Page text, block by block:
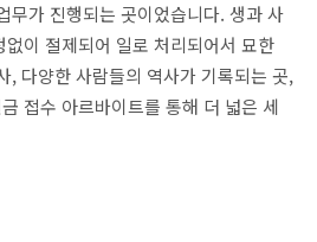
무가 진행되는 곳이었습니다. 생과 사
이 절제되어 일로 처리되어서 묘한
, 다양한 사람들의 역사가 기록되는 곳,
접수 아르바이트를 통해 더 넓은 세